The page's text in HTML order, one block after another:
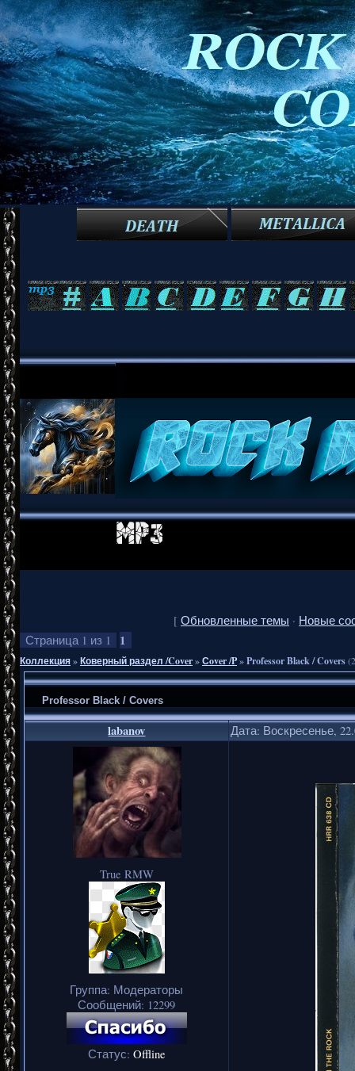
[ Обновленные темы · Новые
Страница 1 из 1 1
Коллекция»Коверный раздел /Cover»Сover /P»Professor Black / Covers
Professor Black / Covers
labanov Дата: Воскресенье,
True RMW
Группа: Модераторы
Сообщений: 12299
Статус: Offline